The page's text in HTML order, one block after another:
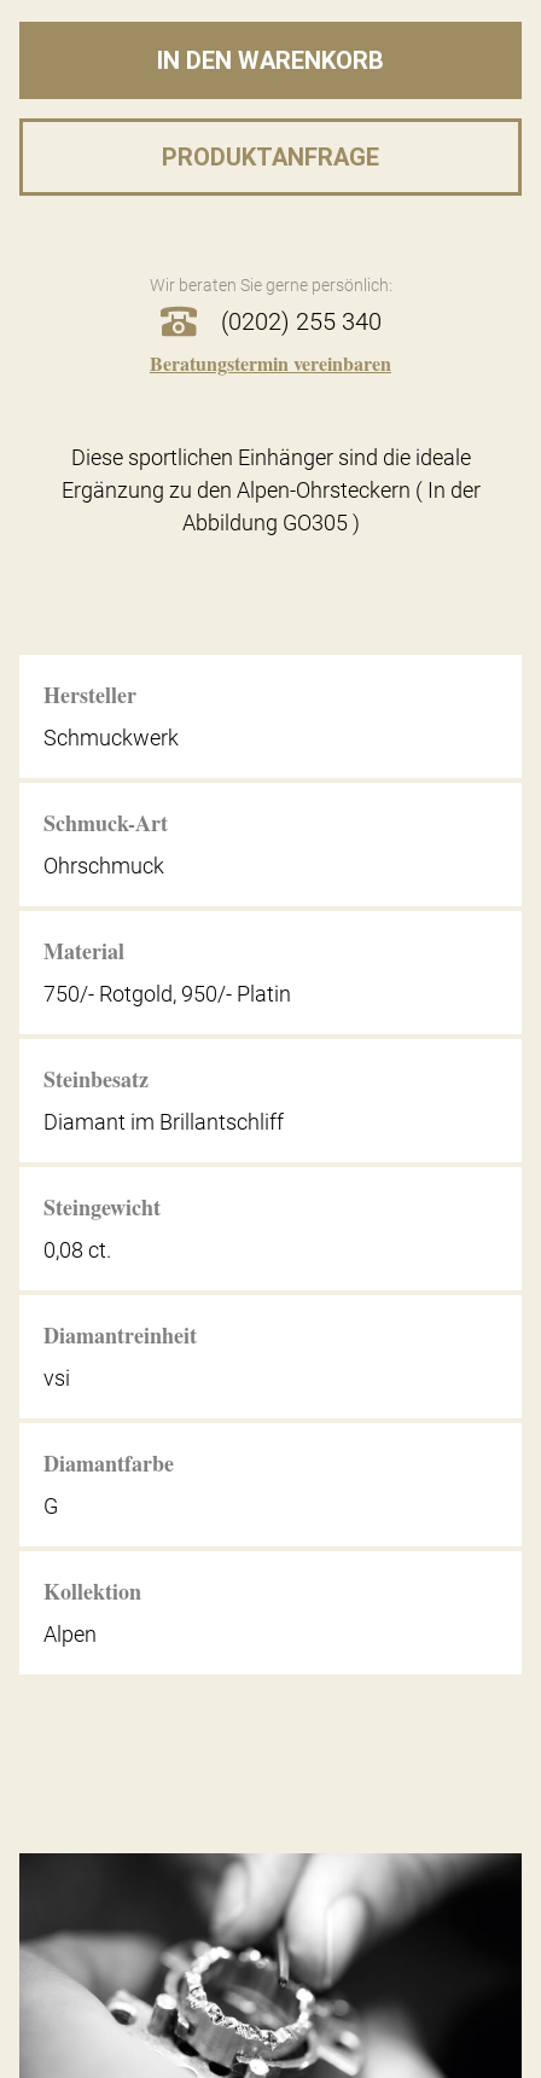
IN DEN WARENKORB
PRODUKTANFRAGE
Wir beraten Sie gerne persönlich:
(0202) 255 340
Beratungstermin vereinbaren
Hersteller
Schmuckwerk
Schmuck-Art
Ohrschmuck
Material
750/- Rotgold, 950/- Platin
Steinbesatz
Diamant im Brillantschliff
Steingewicht
0,08 ct.
Diamantreinheit
vsi
Diamantfarbe
G
Kollektion
Alpen
Diese sportlichen Einhänger sind die ideale
Ergänzung zu den Alpen-Ohrsteckern ( In der
Abbildung GO305 )